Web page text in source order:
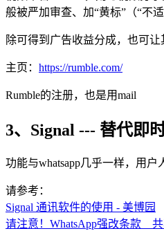
般被严加审查、加“黄标”（“不
除可得到广告收益分成，也可
主页： https://rumble.com/
Rumble的注册，也是用mail
3、Signal --- 替代即
功能与whatsapp几乎一样，用户
请参考：
Signal 通讯软件的使用 - 美博园
请注意！WhatsApp强改条款